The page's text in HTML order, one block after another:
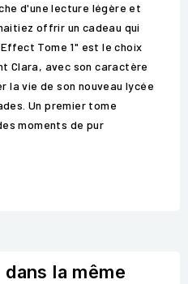
d'une lecture légère et
offrir un cadeau qui
Tome 1" est le choix
Clara, avec son caractère
la vie de son nouveau lycée
Un premier tome
moments de pur
la même